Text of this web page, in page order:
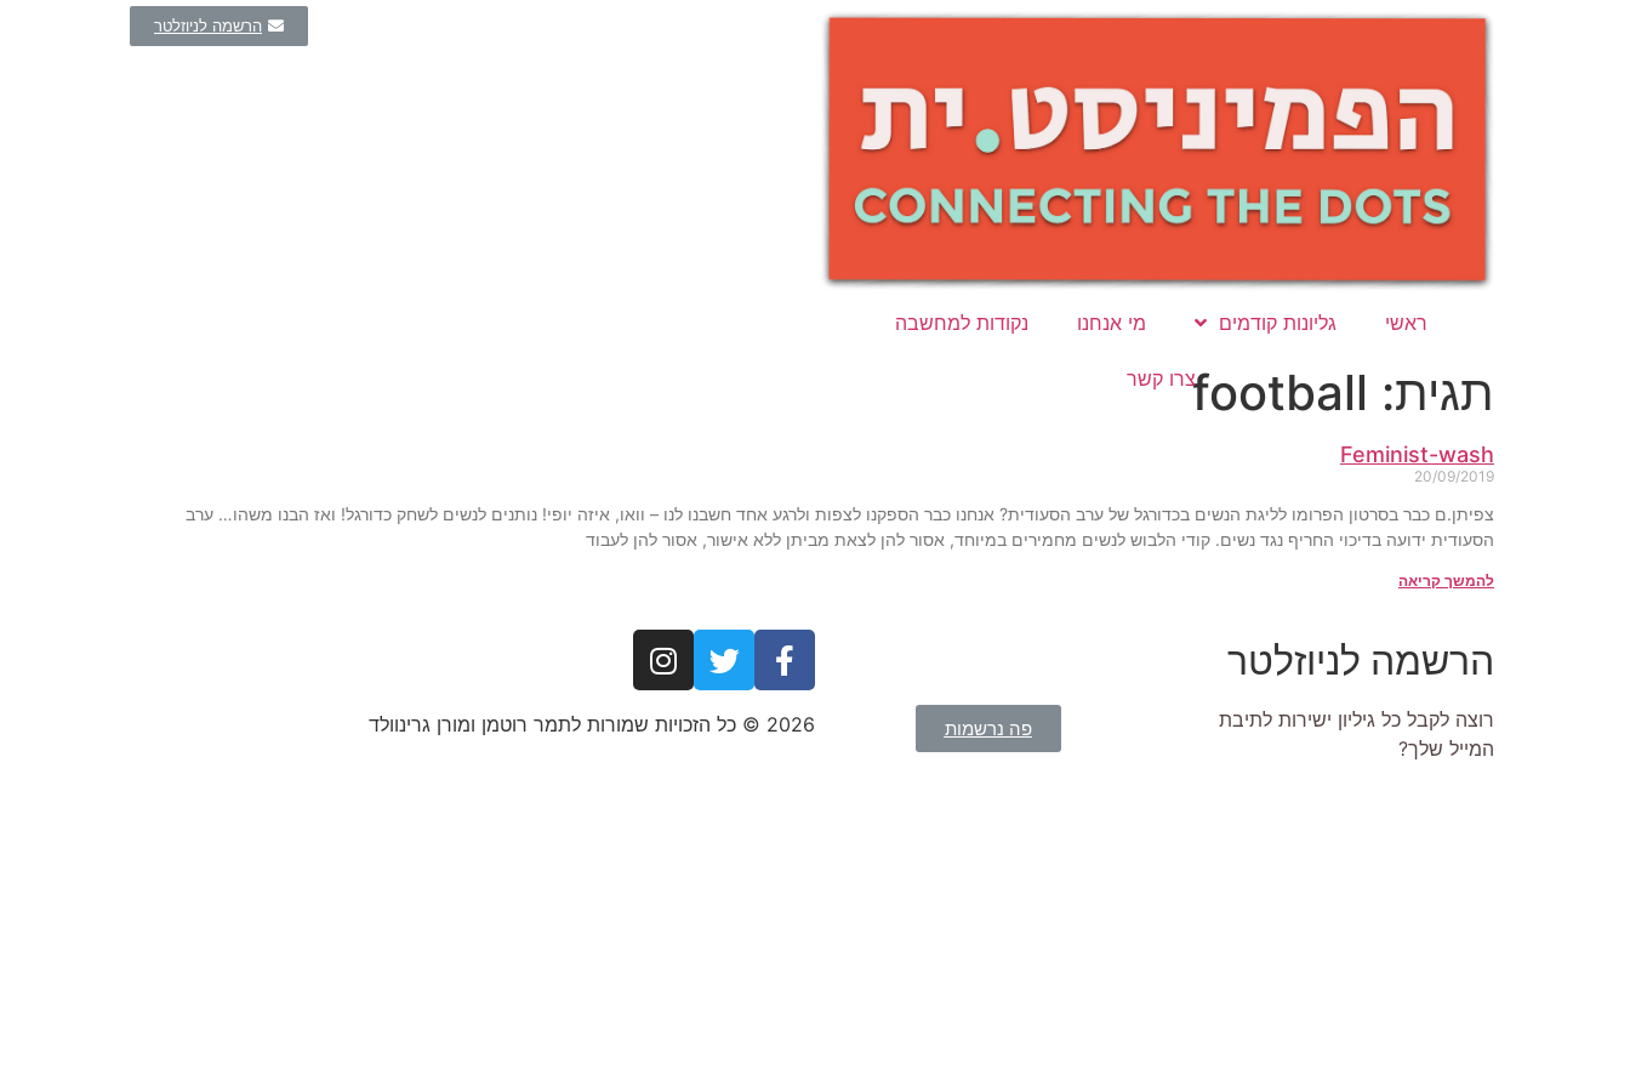
ראשי גליונות קודמים מי אנחנו נקודות למחשבה
צרו קשר
הרשמה לניוזלטר
תגית: football
Feminist-wash
20/09/2019
צפיתן.ם כבר בסרטון הפרומו לליגת הנשים בכדורגל של ערב הסעודית? אנחנו כבר הספקנו לצפות ולרגע אחד חשבנו לנו – וואו, איזה יופי! נותנים לנשים לשחק כדורגל! ואז הבנו משהו… ערב
הסעודית ידועה בדיכוי החריף נגד נשים. קודי הלבוש לנשים מחמירים במיוחד, אסור להן לצאת מביתן ללא אישור, אסור להן לעבוד
להמשך קריאה
הרשמה לניוזלטר
רוצה לקבל כל גיליון ישירות לתיבת
המייל שלך?
פה נרשמות 2026 © כל הזכויות שמורות לתמר רוטמן ומורן גרינוולד